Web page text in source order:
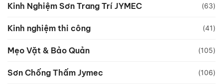
Kinh Nghiệm Sơn Trang Trí JYMEC (63)
Kinh nghiệm thi công (41)
Mẹo Vặt & Bảo Quản (105)
Sơn Chống Thấm Jymec (106)